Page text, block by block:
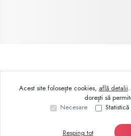
Acest site folosește cookies, află detalii.
dorești să
Necesare
Statistică
Resping tot